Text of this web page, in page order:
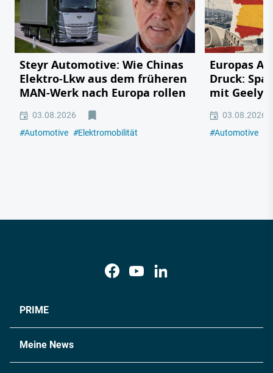
Steyr Automotive: Wie Chinas
Elektro-Lkw aus dem früheren
MAN-Werk nach Europa rollen
03.08.2026
#Automotive #Elektromobilität
Europas
Druck:
mit Geely,
03.08.2026
#Automotive
PRIME
Meine News